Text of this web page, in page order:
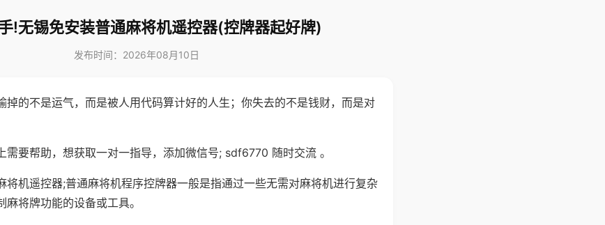
!无锡免安装普通麻将机遥控器(控牌器起好牌)
发布时间：2026年08月10日
掉的不是运气，而是被人用代码算计好的人生；你失去的不是钱财，而是对
需要帮助，想获取一对一指导，添加微信号; sdf6770 随时交流 。
将机遥控器;普通麻将机程序控牌器一般是指通过一些无需对麻将机进行复杂
将牌功能的设备或工具。